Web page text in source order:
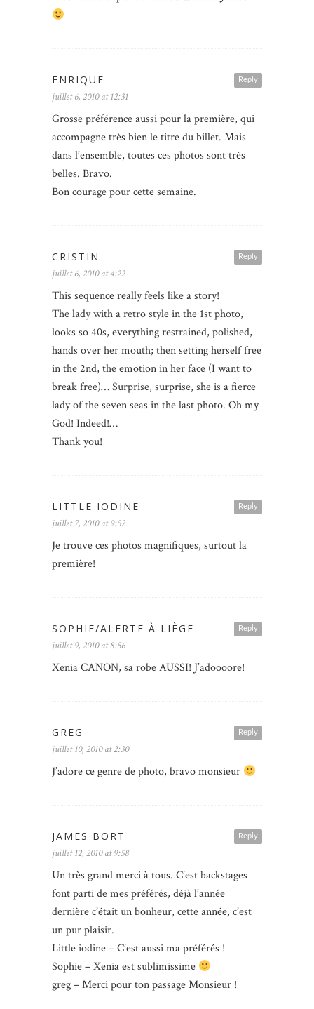
Reply
ENRIQUE
juillet 6, 2010 at 12:31
Grosse préférence aussi pour la première, qui
accompagne très bien le titre du billet. Mais
dans l’ensemble, toutes ces photos sont très
belles. Bravo.
Bon courage pour cette semaine.
Reply
CRISTIN
juillet 6, 2010 at 4:22
This sequence really feels like a story!
The lady with a retro style in the 1st photo,
looks so 40s, everything restrained, polished,
hands over her mouth; then setting herself free
in the 2nd, the emotion in her face (I want to
break free)… Surprise, surprise, she is a fierce
lady of the seven seas in the last photo. Oh my
God! Indeed!…
Thank you!
Reply
LITTLE IODINE
juillet 7, 2010 at 9:52
Je trouve ces photos magnifiques, surtout la
première!
Reply
SOPHIE/ALERTE À LIÈGE
juillet 9, 2010 at 8:56
Xenia CANON, sa robe AUSSI! J’adoooore!
Reply
GREG
juillet 10, 2010 at 2:30
J’adore ce genre de photo, bravo monsieur
Reply
JAMES BORT
juillet 12, 2010 at 9:58
Un très grand merci à tous. C’est backstages
font parti de mes préférés, déjà l’année
dernière c’était un bonheur, cette année, c’est
un pur plaisir.
Little iodine – C’est aussi ma préférés !
Sophie – Xenia est sublimissime
greg – Merci pour ton passage Monsieur !